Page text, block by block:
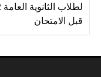
قبل الامتحان